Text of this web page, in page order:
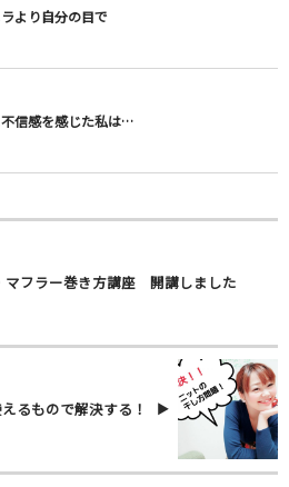
より自分の目で
信感を感じた私は…
マフラー巻き方講座 開講しました
るもので解決する！